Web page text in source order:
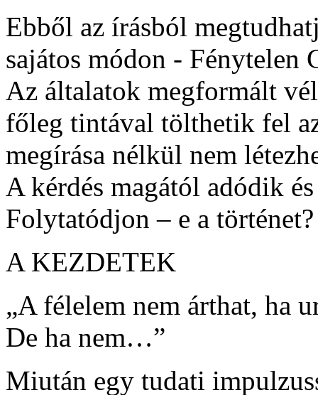
Ebből az írásból
sajátos módon - Fénytelen
Az általatok megformált
főleg tintával tölthetik fel
megírása nélkül nem
A kérdés magától adódik
Folytatódjon – e a történet?
A KEZDETEK
„A félelem nem árthat, ha
De ha nem…”
Miután egy tudati